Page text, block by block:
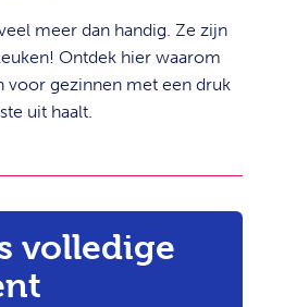
meer dan handig. Ze zijn
Ontdek hier waarom
voor gezinnen met een druk
uit haalt.
volledige